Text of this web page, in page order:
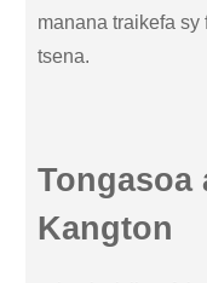
manana traikefa
tsena.
Tongasoa
Kangton